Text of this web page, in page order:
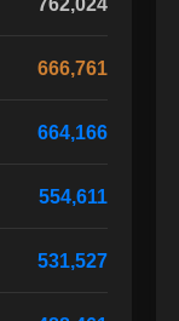
666,761
664,166
554,611
531,527